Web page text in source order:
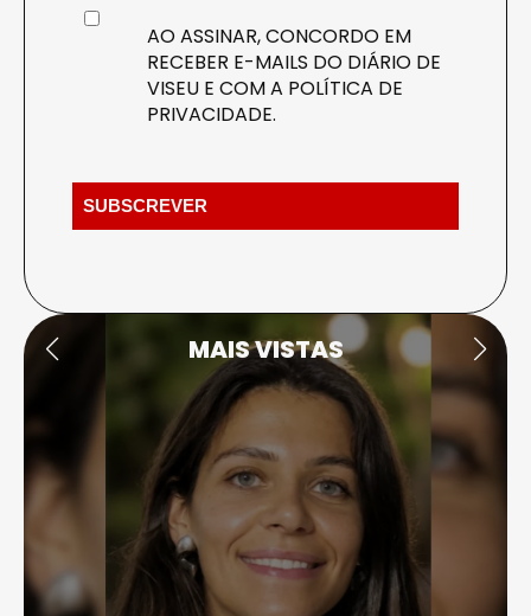
AO ASSINAR, CONCORDO EM
RECEBER E-MAILS DO DIÁRIO DE
VISEU E COM A POLÍTICA DE
PRIVACIDADE.
MAIS VISTAS